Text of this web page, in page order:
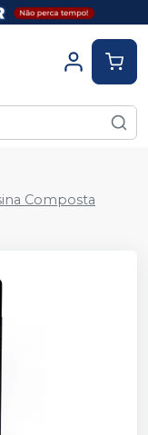
Composta